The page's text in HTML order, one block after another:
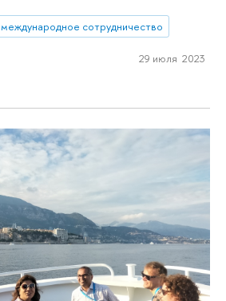
международное сотрудничество
29 июля 2023